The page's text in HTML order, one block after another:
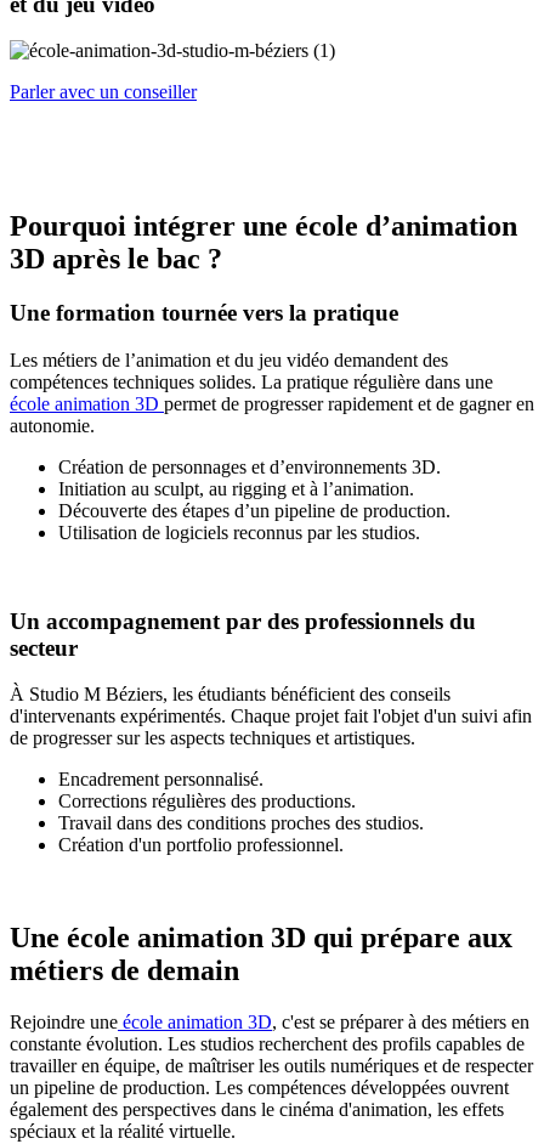
Parler avec un conseiller
Pourquoi intégrer une école d’animation
3D après le bac ?
Une formation tournée vers la pratique
Les métiers de l’animation et du jeu vidéo demandent des
compétences techniques solides. La pratique régulière dans une
école animation 3D permet de progresser rapidement et de gagner en
autonomie.
Création de personnages et d’environnements 3D.
Initiation au sculpt, au rigging et à l’animation.
Découverte des étapes d’un pipeline de production.
Utilisation de logiciels reconnus par les studios.
Un accompagnement par des professionnels du
secteur
À Studio M Béziers, les étudiants bénéficient des conseils
d'intervenants expérimentés. Chaque projet fait l'objet d'un suivi afin
de progresser sur les aspects techniques et artistiques.
Encadrement personnalisé.
Corrections régulières des productions.
Travail dans des conditions proches des studios.
Création d'un portfolio professionnel.
Une école animation 3D qui prépare aux
métiers de demain
Rejoindre une école animation 3D, c'est se préparer à des métiers en
constante évolution. Les studios recherchent des profils capables de
travailler en équipe, de maîtriser les outils numériques et de respecter
un pipeline de production. Les compétences développées ouvrent
également des perspectives dans le cinéma d'animation, les effets
spéciaux et la réalité virtuelle.